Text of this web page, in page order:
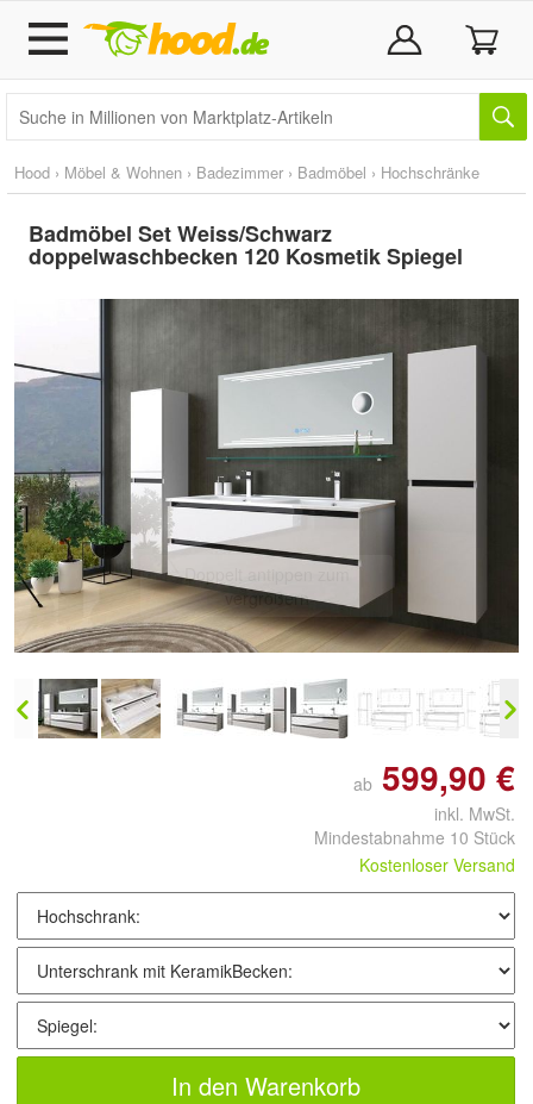
Hood › Möbel & Wohnen › Badezimmer › Badmöbel › Hochschränke
Badmöbel Set Weiss/Schwarz
doppelwaschbecken 120 Kosmetik Spiegel
Doppelt antippen zum
vergrößern
ab 599,90 €
inkl. MwSt.
Mindestabnahme 10 Stück
Kostenloser Versand
In den Warenkorb